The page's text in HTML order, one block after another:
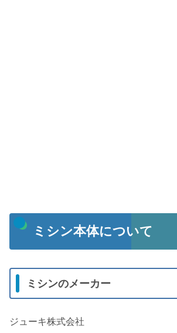
ミシン本体について
ミシンのメーカー
ジューキ株式会社